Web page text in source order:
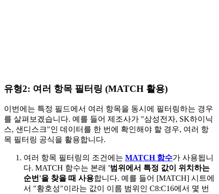
유형2: 여러 항목 필터링 (MATCH 활용)
이번에는 특정 필드에서 여러 항목을 동시에 필터링하는 경우
를 살펴보겠습니다. 예를 들어 제조사가 "삼성전자, SK하이닉
스, 샌디스크"인 데이터를 한 번에 확인해야 할 경우, 여러 항
목 필터링 공식을 활용합니다.
여러 항목 필터링의 조건에는 MATCH 함수가 사용됩니
다. MATCH 함수는 본래 '범위에서 특정 값이 위치하는
순번'을 찾을 때 사용합니다. 예를 들어 [MATCH] 시트에
서 "황호성"이라는 값이 이름 범위인 C8:C16에서 몇 번